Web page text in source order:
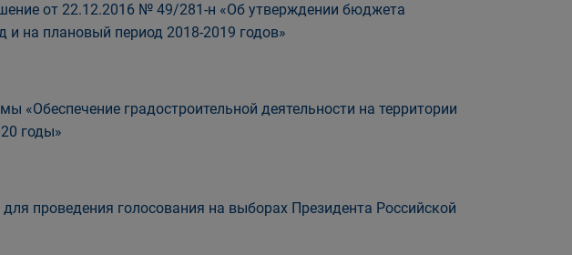
от 22.12.2016 № 49/281-н «Об утверждении бюджета
и на плановый период 2018-2019 годов»
«Обеспечение градостроительной деятельности на территории
годы»
проведения голосования на выборах Президента Российской